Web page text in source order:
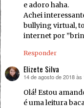
e adoro haha.
Achei
bullying virtual,
internet por
Responder
Elizete Silva
disse:
14 de agosto de 2018 às
Olá! Estou
é uma leitura